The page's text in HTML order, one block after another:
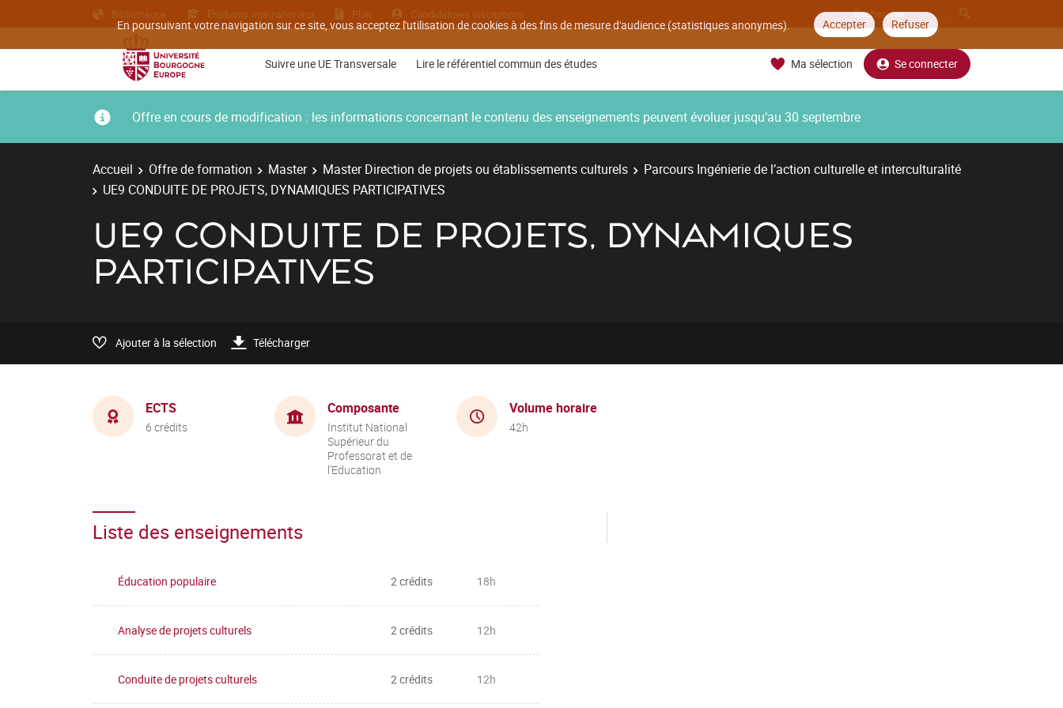
En poursuivant votre navigation sur ce site, vous acceptez l'utilisation de cookies à des fins de mesure d'audience (statistiques anonymes). Accepter Refuser
Bibliothèque Etudiants internationaux Plan Candidatures inscriptions
Suivre une UE Transversale Lire le référentiel commun des études Ma sélection Se connecter
Offre en cours de modification : les informations concernant le contenu des enseignements peuvent évoluer jusqu’au 30 septembre
Accueil Offre de formation Master Master Direction de projets ou établissements culturels
Parcours Ingénierie de l’action culturelle et interculturalité
UE9 CONDUITE DE PROJETS, DYNAMIQUES PARTICIPATIVES
UE9 CONDUITE DE PROJETS, DYNAMIQUES
PARTICIPATIVES
Ajouter à la sélection Télécharger
ECTS
6 crédits
Composante
Institut National
Supérieur du
Professorat et de
l'Education
Volume horaire
42h
Liste des enseignements
Éducation populaire 2 crédits 18h
Analyse de projets culturels 2 crédits 12h
Conduite de projets culturels 2 crédits 12h